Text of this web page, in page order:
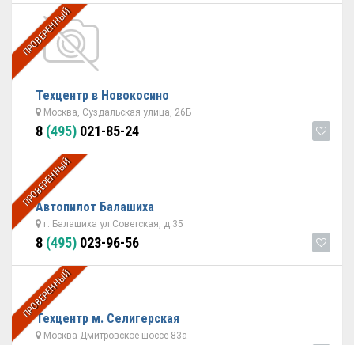
ПРОВЕРЕННЫЙ
Техцентр в Новокосино
Москва, Суздальская улица, 26Б
8 (495) 021-85-24
ПРОВЕРЕННЫЙ
Автопилот Балашиха
г. Балашиха ул.Советская, д.35
8 (495) 023-96-56
ПРОВЕРЕННЫЙ
Техцентр м. Селигерская
Москва Дмитровское шоссе 83а